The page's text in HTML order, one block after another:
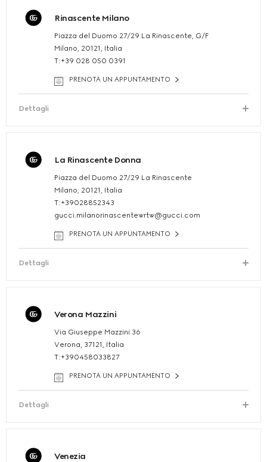
Rinascente Milano
Piazza del Duomo 27/29 La Rinascente, G/F
Milano, 20121, Italia
T:+39 028 050 0391
PRENOTA UN APPUNTAMENTO
Dettagli
La Rinascente Donna
Piazza del Duomo 27/29 La Rinascente
Milano, 20121, Italia
T:+39028852343
gucci.milanorinascentewrtw@gucci.com
PRENOTA UN APPUNTAMENTO
Dettagli
Verona Mazzini
Via Giuseppe Mazzini 36
Verona, 37121, Italia
T:+390458033827
PRENOTA UN APPUNTAMENTO
Dettagli
Venezia